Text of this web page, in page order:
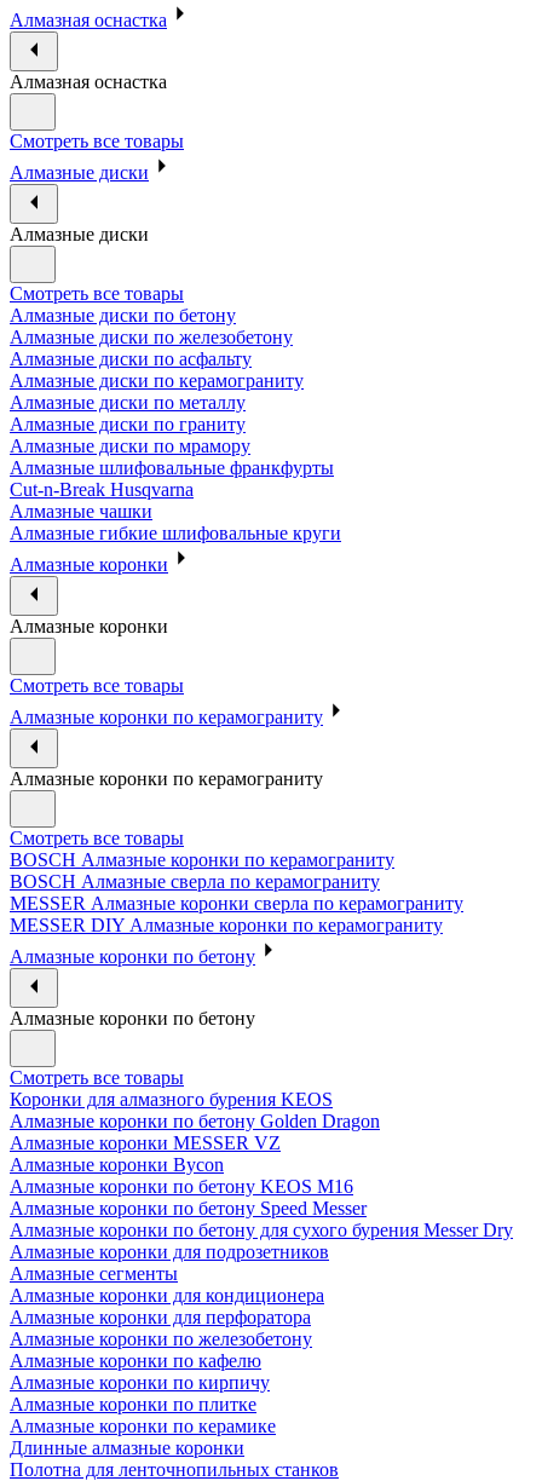
Алмазная оснастка
Алмазная оснастка
Смотреть все товары
Алмазные диски
Алмазные диски
Смотреть все товары
Алмазные диски по бетону
Алмазные диски по железобетону
Алмазные диски по асфальту
Алмазные диски по керамограниту
Алмазные диски по металлу
Алмазные диски по граниту
Алмазные диски по мрамору
Алмазные шлифовальные франкфурты
Cut-n-Break Husqvarna
Алмазные чашки
Алмазные гибкие шлифовальные круги
Алмазные коронки
Алмазные коронки
Смотреть все товары
Алмазные коронки по керамограниту
Алмазные коронки по керамограниту
Смотреть все товары
BOSCH Алмазные коронки по керамограниту
BOSCH Алмазные сверла по керамограниту
MESSER Алмазные коронки сверла по керамограниту
MESSER DIY Алмазные коронки по керамограниту
Алмазные коронки по бетону
Алмазные коронки по бетону
Смотреть все товары
Коронки для алмазного бурения KEOS
Алмазные коронки по бетону Golden Dragon
Алмазные коронки MESSER VZ
Алмазные коронки Bycon
Алмазные коронки по бетону KEOS M16
Алмазные коронки по бетону Speed Messer
Алмазные коронки по бетону для сухого бурения Messer Dry
Алмазные коронки для подрозетников
Алмазные сегменты
Алмазные коронки для кондиционера
Алмазные коронки для перфоратора
Алмазные коронки по железобетону
Алмазные коронки по кафелю
Алмазные коронки по кирпичу
Алмазные коронки по плитке
Алмазные коронки по керамике
Длинные алмазные коронки
Полотна для ленточнопильных станков